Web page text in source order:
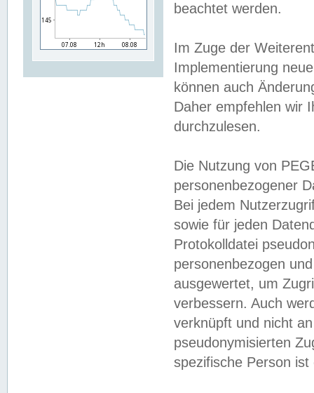
beachtet werden.
Im Zuge der
Implementierung
können auch
Daher empfehlen wir
durchzulesen.
Die Nutzung von
personenbezogener
Bei jedem
sowie für jeden
Protokolldatei
personenbezogen
ausgewertet, um
verbessern. Auch
verknüpft und nicht
pseudonymisierten
spezifische Person